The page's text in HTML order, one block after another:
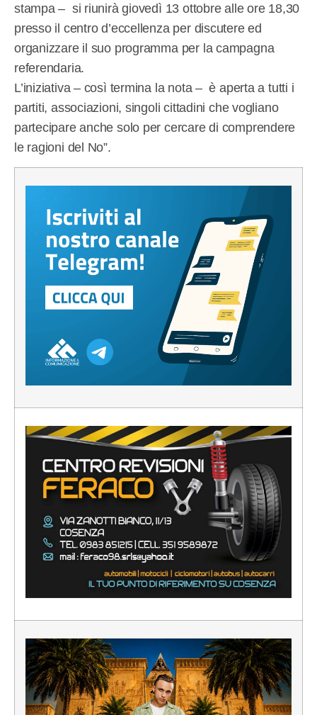
stampa – si riunirà giovedì 13 ottobre alle ore 18,30
presso il centro d’eccellenza per discutere ed
organizzare il suo programma per la campagna
referendaria.
L’iniziativa – così termina la nota – è aperta a tutti i
partiti, associazioni, singoli cittadini che vogliano
partecipare anche solo per cercare di comprendere
le ragioni del No”.